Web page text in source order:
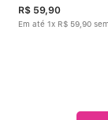
R$ 59,90
Em até 1x R$ 59 90